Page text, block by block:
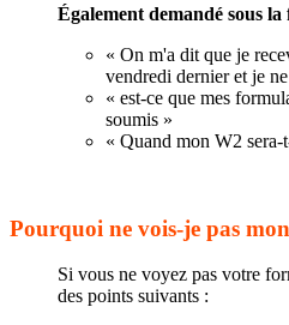
Également demandé sous la
« On m'a dit que je
vendredi dernier et je
« est-ce que mes
soumis »
« Quand mon W2
Pourquoi ne vois-je pas
Si vous ne voyez pas votre
des points suivants :